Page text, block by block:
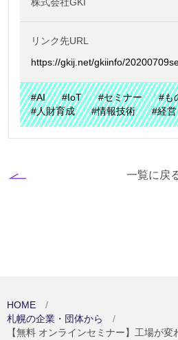
株式会社GKI
リンク先URL
https://gkij.net/gkiinfo/
#AI #IoT #セミナー #も
#人財育成
#情報技術 #経
一覧に戻
HOME
札幌の企業・団体から
【無料 オンラインセミナー】工場が